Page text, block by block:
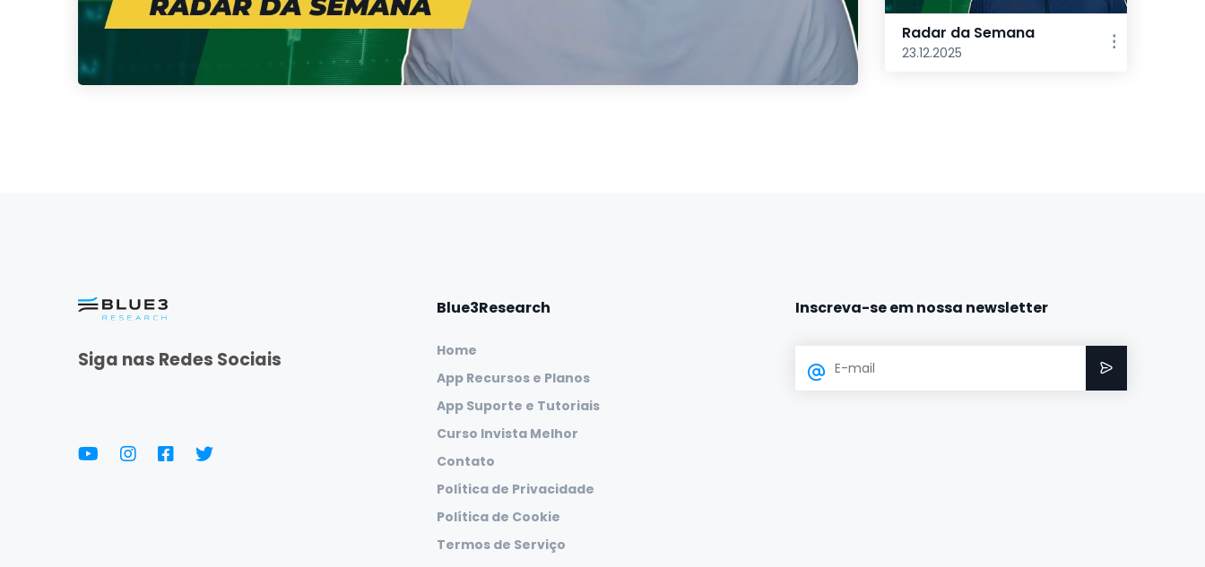
Radar da Semana
23.12.2025
Siga nas Redes Sociais
Blue3Research
Home
App Recursos e Planos
App Suporte e Tutoriais
Curso Invista Melhor
Contato
Política de Privacidade
Política de Cookie
Termos de Serviço
Inscreva-se em nossa newsletter